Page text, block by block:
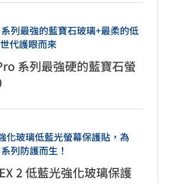
列最強的藍寶石玻璃+最柔的低
代護眼而來
系列最強硬的藍寶石螢
化玻璃低藍光螢幕保護貼，為
列防護而生！
2 低藍光強化玻璃保護